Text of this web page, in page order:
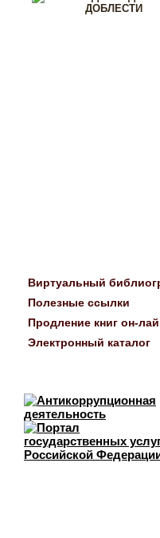
Виртуальный
Полезные ссылки
Продление книг он-
Электронный каталог